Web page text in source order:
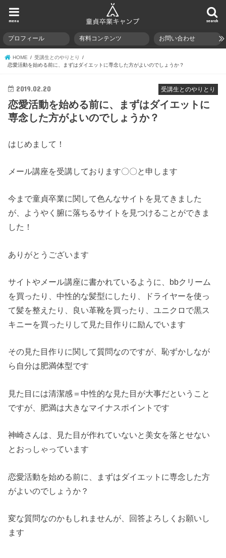
search
menu
プロフィール 有料コンテンツ お問い合わせ
HOME
受講生とのやりとり
恋愛活動を始める前に、まずはダイエットに専念した方がよいのでしょうか？
受講生とのやりとり
2019.02.20
恋愛活動を始める前に、まずはダイエットに
専念した方がよいのでしょうか？
はじめまして！
メール講座を受講しております〇〇と申します
今まで童貞卒業に関して色んなサイトを見てきました
が、ようやく腑に落ちるサイトを見つけることができま
した！
ありがとうございます
サイトやメール講座に書かれているように、bbクリーム
を買ったり、中性的な髪型にしたり、ドライヤーを使っ
て髪を整えたり、良い革靴を買ったり、ユニクロで黒ス
キニーを買ったりして見た目作りに励んでいます
その見た目作りに関して質問なのですが、恥ずかしなが
ら自分は肥満体型です
見た目には清潔感＝中性的な見た目が大事だということ
ですが、肥満は大きなマイナスポイントです
神崎さんは、見た目が作れていないと美女を落とせない
とおっしゃっています
恋愛活動を始める前に、まずはダイエットに専念した方
がよいのでしょうか？
変な質問なのかもしれませんが、回答よろしくお願いし
ます